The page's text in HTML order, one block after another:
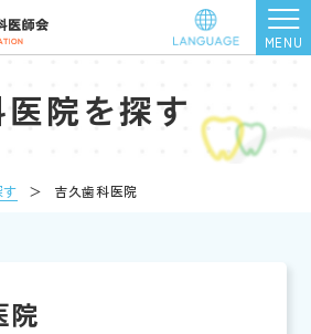
院を探す
＞ 吉久歯科医院
院